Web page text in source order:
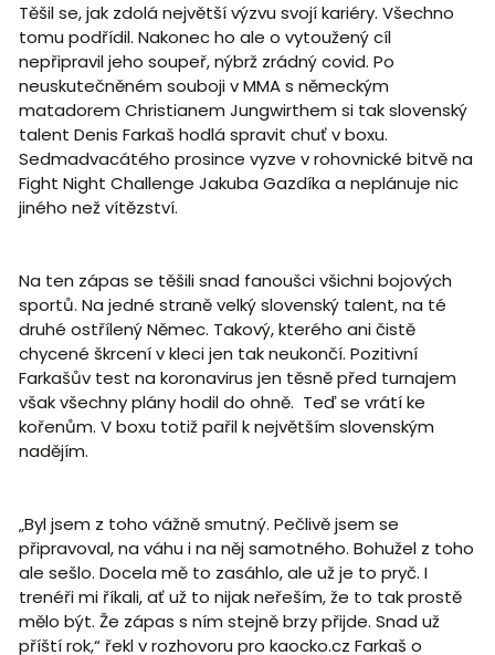
Těšil se, jak zdolá největší výzvu svojí kariéry. Všechno
tomu podřídil. Nakonec ho ale o vytoužený cíl
nepřipravil jeho soupeř, nýbrž zrádný covid. Po
neuskutečněném souboji v MMA s německým
matadorem Christianem Jungwirthem si tak slovenský
talent Denis Farkaš hodlá spravit chuť v boxu.
Sedmadvacátého prosince vyzve v rohovnické bitvě na
Fight Night Challenge Jakuba Gazdíka a neplánuje nic
jiného než vítězství.
Na ten zápas se těšili snad fanoušci všichni bojových
sportů. Na jedné straně velký slovenský talent, na té
druhé ostřílený Němec. Takový, kterého ani čistě
chycené škrcení v kleci jen tak neukončí. Pozitivní
Farkašův test na koronavirus jen těsně před turnajem
však všechny plány hodil do ohně. Teď se vrátí ke
kořenům. V boxu totiž pařil k největším slovenským
nadějím.
„Byl jsem z toho vážně smutný. Pečlivě jsem se
připravoval, na váhu i na něj samotného. Bohužel z toho
ale sešlo. Docela mě to zasáhlo, ale už je to pryč. I
trenéři mi říkali, ať už to nijak neřeším, že to tak prostě
mělo být. Že zápas s ním stejně brzy přijde. Snad už
příští rok,“ řekl v rozhovoru pro kaocko.cz Farkaš o